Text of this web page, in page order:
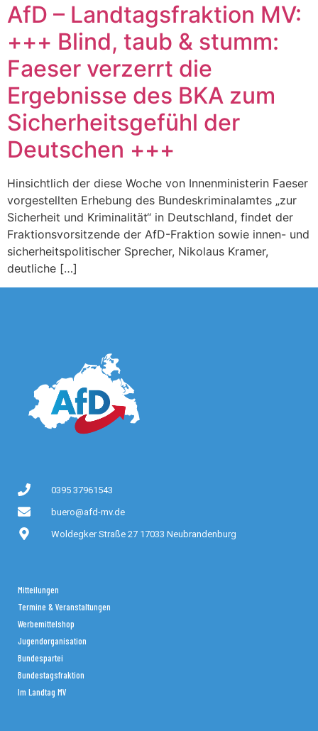
AfD – Landtagsfraktion MV:
+++ Blind, taub & stumm:
Faeser verzerrt die
Ergebnisse des BKA zum
Sicherheitsgefühl der
Deutschen +++
Hinsichtlich der diese Woche von Innenministerin Faeser
vorgestellten Erhebung des Bundeskriminalamtes „zur
Sicherheit und Kriminalität“ in Deutschland, findet der
Fraktionsvorsitzende der AfD-Fraktion sowie innen- und
sicherheitspolitischer Sprecher, Nikolaus Kramer,
deutliche […]
0395 37961543
buero@afd-mv.de
Woldegker Straße 27 17033 Neubrandenburg
Mitteilungen
Termine & Veranstaltungen
Werbemittelshop
Jugendorganisation
Bundespartei
Bundestagsfraktion
Im Landtag MV